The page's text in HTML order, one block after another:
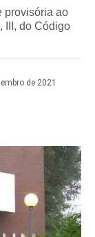
provisória ao
III, do Código
de 2021